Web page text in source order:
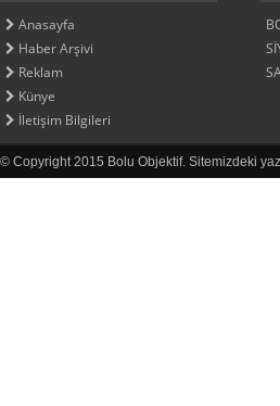
Anasayfa
Haber Arşivi
Reklam
Künye
İletişim Bilgileri
© Copyright 2015 Bolu Objektif. Sitemizdeki